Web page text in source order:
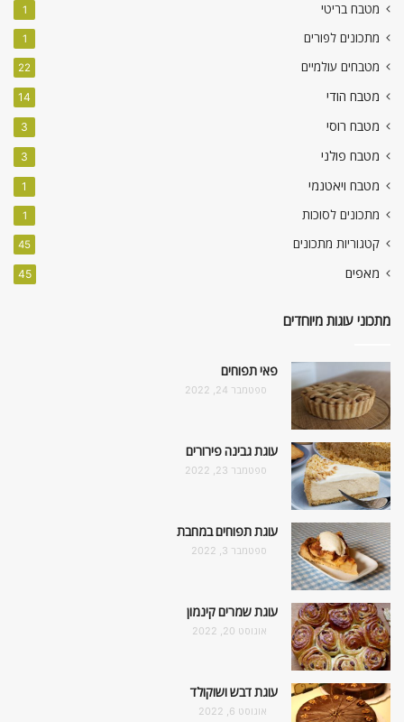
מטבח בריטי 1
מתכונים לפורים 1
מטבחים עולמיים 22
מטבח הודי 14
מטבח רוסי 3
מטבח פולני 3
מטבח ויאטנמי 1
מתכונים לסוכות 1
קטגוריות מתכונים 45
מאפים 45
מתכוני עוגות מיוחדים
פאי תפוחים
ספטמבר 24, 2022
עוגת גבינה פירורים
ספטמבר 23, 2022
עוגת תפוחים במחבת
ספטמבר 3, 2022
עוגת שמרים קינמון
אוגוסט 20, 2022
עוגת דבש ושוקולד
אוגוסט 6, 2022